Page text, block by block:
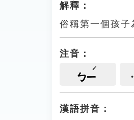
解釋：
俗稱第一個孩
注音：
ㄅㄧ
漢語拼音：